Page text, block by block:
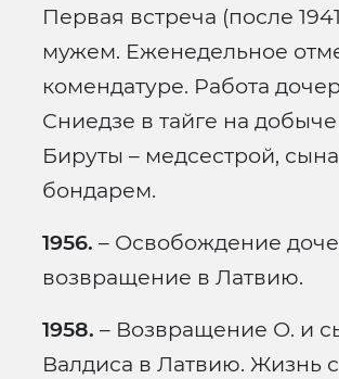
Первая встреча (после 1941
мужем. Еженедельное
комендатуре. Работа
Сниедзе в тайге на
Бируты – медсестрой,
бондарем.
1956. – Освобождение
возвращение в Латвию.
1958. – Возвращение О. и
Валдиса в Латвию. Жизнь